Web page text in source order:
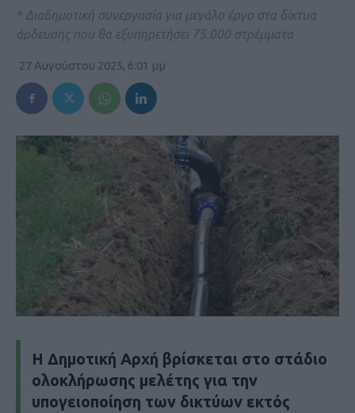
* Διαδημοτική συνεργασία για μεγάλο έργο στα δίκτυα
άρδευσης που θα εξυπηρετήσει 75.000 στρέμματα
27 Αυγούστου 2025, 6:01 μμ
Η Δημοτική Αρχή βρίσκεται στο στάδιο
ολοκλήρωσης μελέτης για την
υπογειοποίηση των δικτύων εκτός